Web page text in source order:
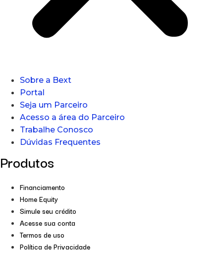
Sobre a Bext
Portal
Seja um Parceiro
Acesso a área do Parceiro
Trabalhe Conosco
Dúvidas Frequentes
Produtos
Financiamento
Home Equity
Simule seu crédito
Acesse sua conta
Termos de uso
Política de Privacidade